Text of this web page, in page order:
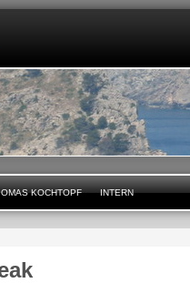
OMAS KOCHTOPF INTERN